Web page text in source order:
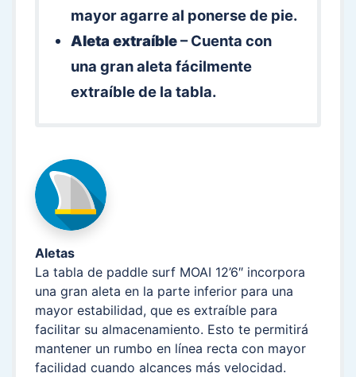
mayor agarre al ponerse de pie.
Aleta extraíble– Cuenta con
una gran aleta fácilmente
extraíble de la tabla.
Aletas
La tabla de paddle surf MOAI 12’6″ incorpora
una gran aleta en la parte inferior para una
mayor estabilidad, que es extraíble para
facilitar su almacenamiento. Esto te permitirá
mantener un rumbo en línea recta con mayor
facilidad cuando alcances más velocidad.